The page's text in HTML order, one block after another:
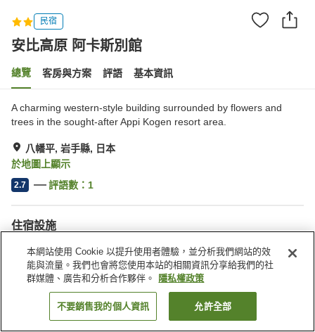
民宿
安比高原 阿卡斯別館
總覽 客房與方案 評語 基本資訊
A charming western-style building surrounded by flowers and
trees in the sought-after Appi Kogen resort area.
八幡平, 岩手縣, 日本
於地圖上顯示
2.7 評語數： 1
住宿設施
停車場
自動販賣機
多功能室
滑雪設備乾燥室
找客房
本網站使用 Cookie 以提升使用者體驗，並分析我們網站的效
能與流量。我們也會將您使用本站的相關資訊分享給我們的社
群媒體、廣告和分析合作夥伴。
隱私權政策
不要銷售我的個人資訊 允許全部